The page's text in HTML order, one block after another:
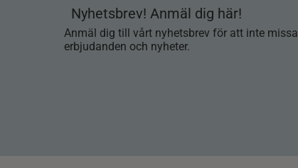
Nyhetsbrev! Anmäl dig här!
Anmäl dig till vårt nyhetsbrev för att inte missa
erbjudanden och nyheter.